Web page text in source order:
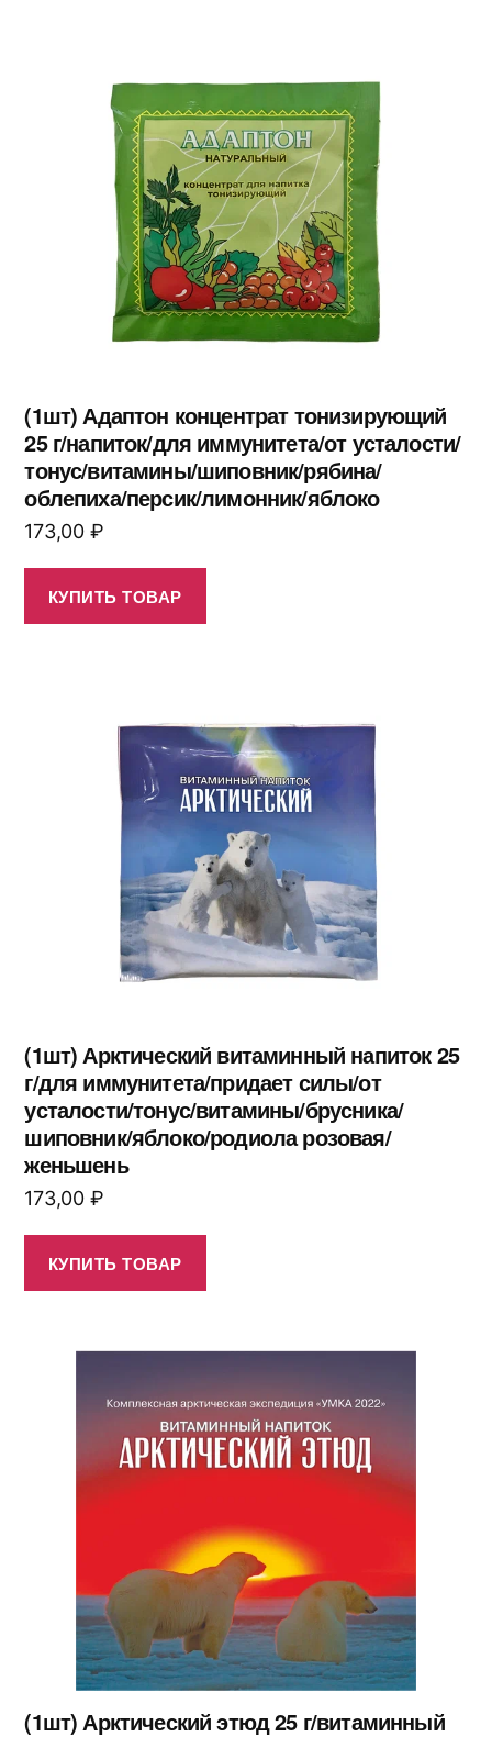
(1шт) Адаптон концентрат тонизирующий
25 г/напиток/для иммунитета/от усталости/
тонус/витамины/шиповник/рябина/
облепиха/персик/лимонник/яблоко
173,00 ₽
КУПИТЬ ТОВАР
(1шт) Арктический витаминный напиток 25
г/для иммунитета/придает силы/от
усталости/тонус/витамины/брусника/
шиповник/яблоко/родиола розовая/
женьшень
173,00 ₽
КУПИТЬ ТОВАР
(1шт) Арктический этюд 25 г/витаминный